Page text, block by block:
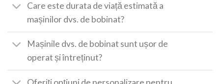
Care este durata de viață estimată a
mașinilor dvs. de bobinat?
Mașinile dvs. de bobinat sunt ușor de
operat și întreținut?